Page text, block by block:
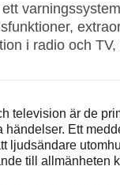
i radio och
television är de
händelser. Ett
ljudsändare
till allmänheten